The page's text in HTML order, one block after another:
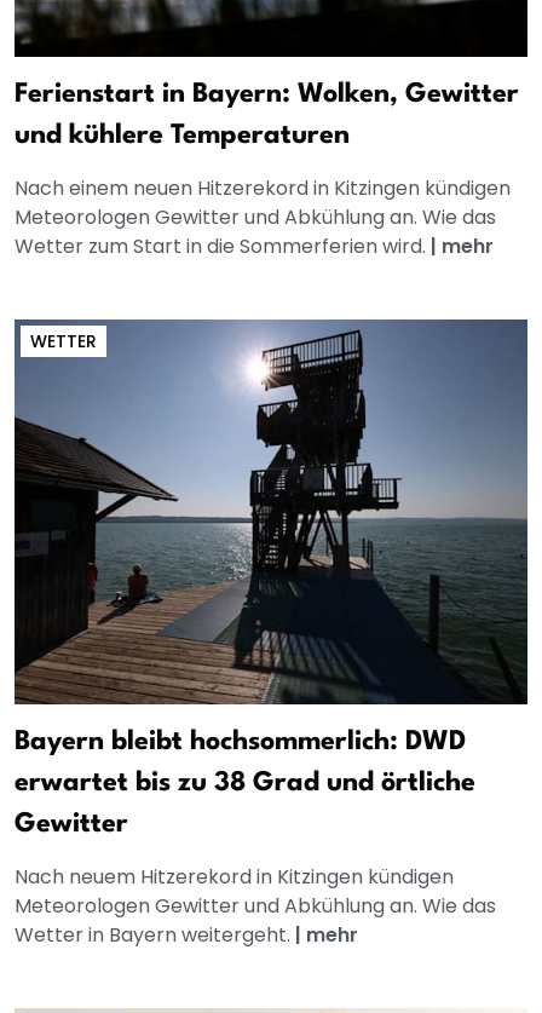
Ferienstart in Bayern: Wolken, Gewitter
und kühlere Temperaturen
Nach einem neuen Hitzerekord in Kitzingen kündigen
Meteorologen Gewitter und Abkühlung an. Wie das
Wetter zum Start in die Sommerferien wird. | mehr
WETTER
Bayern bleibt hochsommerlich: DWD
erwartet bis zu 38 Grad und örtliche
Gewitter
Nach neuem Hitzerekord in Kitzingen kündigen
Meteorologen Gewitter und Abkühlung an. Wie das
Wetter in Bayern weitergeht. | mehr